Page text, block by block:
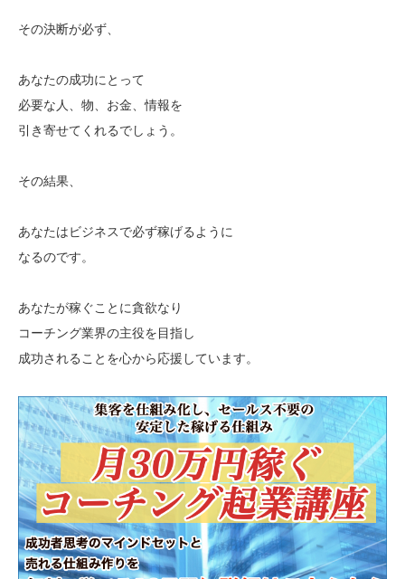
その決断が必ず、
あなたの成功にとって
必要な人、物、お金、情報を
引き寄せてくれるでしょう。
その結果、
あなたはビジネスで必ず稼げるように
なるのです。
あなたが稼ぐことに貪欲なり
コーチング業界の主役を目指し
成功されることを心から応援しています。